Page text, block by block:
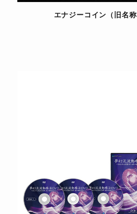
エナジーコイン（旧名称